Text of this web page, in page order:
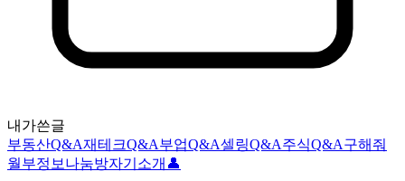
내가쓴글
부동산Q&A재테크Q&A부업Q&A셀링Q&A주식Q&A구해줘
월부정보나눔방자기소개👤